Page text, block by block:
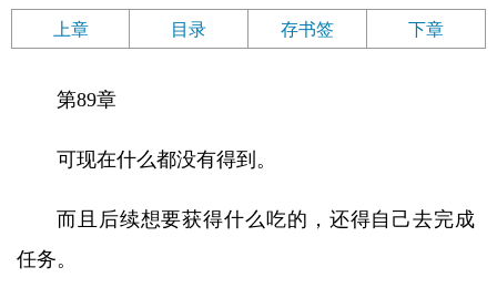
上章 目录 存书签 下章
第89章
可现在什么都没有得到。
而且后续想要获得什么吃的，还得自己去完成
任务。